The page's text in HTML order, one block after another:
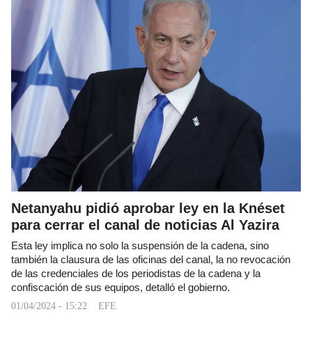
Netanyahu pidió aprobar ley en la Knéset
para cerrar el canal de noticias Al Yazira
Esta ley implica no solo la suspensión de la cadena, sino
también la clausura de las oficinas del canal, la no revocación
de las credenciales de los periodistas de la cadena y la
confiscación de sus equipos, detalló el gobierno.
01/04/2024 - 15:22 EFE